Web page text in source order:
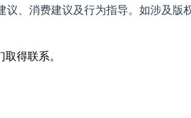
、消费建议及行为指导。如涉及
得联系。